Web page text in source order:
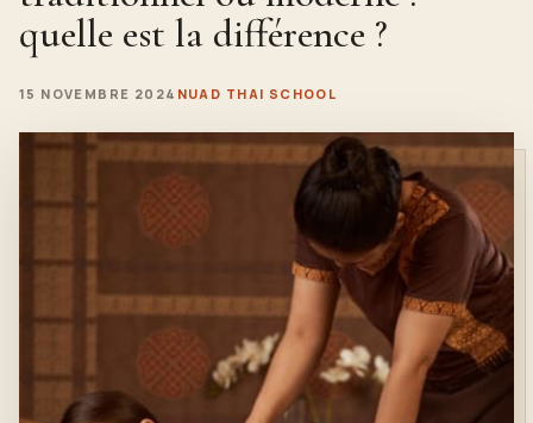
quelle est la différence ?
15 NOVEMBRE 2024 NUAD THAI SCHOOL